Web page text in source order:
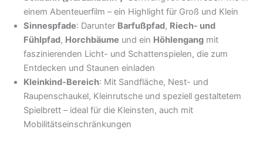
einem Abenteuerfilm – ein Highlight für Groß und Klein
Sinnespfade: Darunter Barfußpfad, Riech- und
Fühlpfad, Horchbäume und ein Höhlengang mit
faszinierenden Licht- und Schattenspielen, die zum
Entdecken und Staunen einladen
Kleinkind‑Bereich: Mit Sandfläche, Nest- und
Raupenschaukel, Kleinrutsche und speziell gestaltetem
Spielbrett – ideal für die Kleinsten, auch mit
Mobilitätseinschränkungen